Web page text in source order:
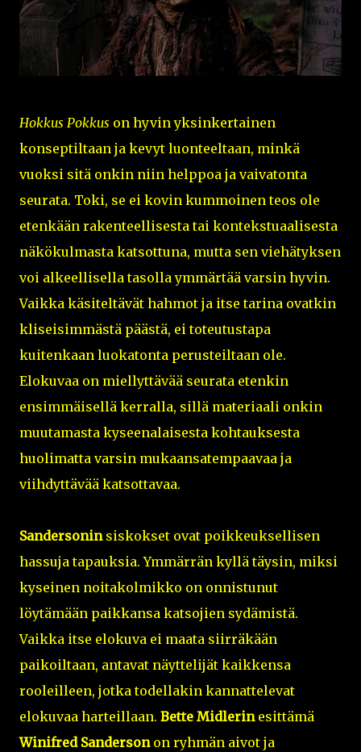
Hokkus Pokkus on hyvin yksinkertainen
konseptiltaan ja kevyt luonteeltaan, minkä
vuoksi sitä onkin niin helppoa ja vaivatonta
seurata. Toki, se ei kovin kummoinen teos ole
etenkään rakenteellisesta tai kontekstuaalisesta
näkökulmasta katsottuna, mutta sen viehätyksen
voi alkeellisella tasolla ymmärtää varsin hyvin.
Vaikka käsiteltävät hahmot ja itse tarina ovatkin
kliseisimmästä päästä, ei toteutustapa
kuitenkaan luokatonta perusteiltaan ole.
Elokuvaa on miellyttävää seurata etenkin
ensimmäisellä kerralla, sillä materiaali onkin
muutamasta kyseenalaisesta kohtauksesta
huolimatta varsin mukaansatempaavaa ja
viihdyttävää katsottavaa.
Sandersoninsiskokset ovat poikkeuksellisen
hassuja tapauksia. Ymmärrän kyllä täysin, miksi
kyseinen noitakolmikko on onnistunut
löytämään paikkansa katsojien sydämistä.
Vaikka itse elokuva ei maata siirräkään
paikoiltaan, antavat näyttelijät kaikkensa
rooleilleen, jotka todellakin kannattelevat
elokuvaa harteillaan. Bette Midlerinesittämä
Winifred Sandersonon ryhmän aivot ja